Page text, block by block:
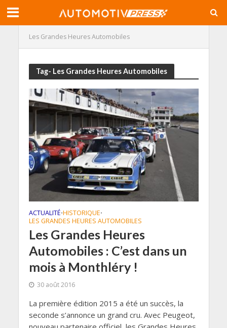
Les Grandes Heures Automobiles
Tag- Les Grandes Heures Automobiles
ACTUALITÉ•HISTORIQUE•
LES GRANDES HEURES AUTOMOBILES
Les Grandes Heures
Automobiles : C’est dans un
mois à Monthléry !
30 août 2016
La première édition 2015 a été un succès, la
seconde s’annonce un grand cru. Avec Peugeot,